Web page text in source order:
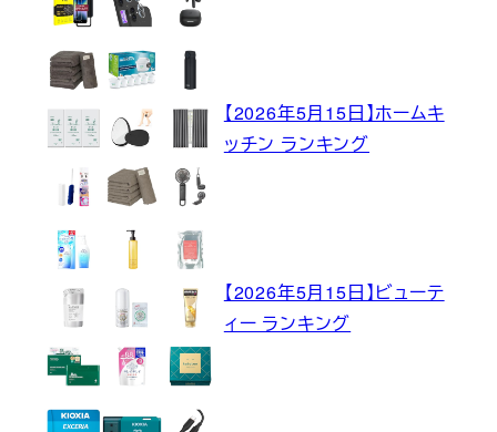
【2026年5月15日】ホームキ
ッチン ランキング
【2026年5月15日】ビューテ
ィー ランキング